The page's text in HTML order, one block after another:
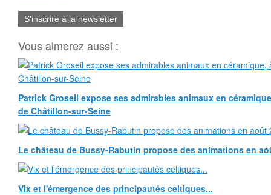
S'inscrire à la newsletter
Vous aimerez aussi :
Patrick Groseil expose ses admirables animaux en
de Châtillon-sur-Seine
Le château de Bussy-Rabutin propose des animations en
Vix et l'émergence des principautés celtiques...